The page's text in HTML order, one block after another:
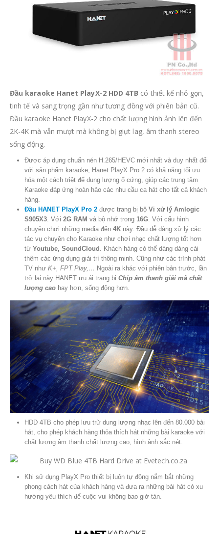
Đầu karaoke Hanet PlayX-2 HDD 4TB có thiết kế nhỏ gọn,
tinh tế và sang trọng gần như tương đồng với phiên bản cũ.
Đầu karaoke Hanet PlayX-2 cho chất lượng hình ảnh lên đến
2K-4K mà vẫn mượt mà không bị giựt lag, âm thanh stereo
sống động.
Được áp dụng chuẩn nén H.265/HEVC mới nhất và duy nhất đối
với sản phẩm karaoke, Hanet PlayX Pro 2 có khả năng tối ưu
hóa một cách triệt để dung lượng ổ cứng, giúp các trung tâm
Karaoke đáp ứng hoàn hảo các nhu cầu ca hát cho tất cả khách
hàng.
Đầu HANET PlayX Pro 2được trang bị bộ Vi xử lý Amlogic
S905X3. Với 2G RAM và bộ nhớ trong 16G. Với cấu hình
chuyên chơi những media đến 4Knày. Đầu dễ dàng xử lý các
tác vụ chuyên cho Karaoke như chơi nhạc chất lượng tốt hơn
từ Youtube, SoundCloud
. Khách hàng có thể dàng dàng cài
thêm các ứng dụng giải trí thông minh. Cũng như các trình phát
TV như K+, FPT Play,… Ngoài ra khác với phiên bản trước, lần
trở lại này HANET ưu ái trang bị Chip âm thanh giải mã chất
lượng caohay hơn, sống động hơn.
HDD 4TB cho phép lưu trữ dung lượng nhạc lên đến 80.000 bài
hát, cho phép khách hàng thỏa thích hát những bài karaoke với
chất lượng âm thanh chất lượng cao, hình ảnh sắc nét.
Khi sử dụng PlayX Pro thiết bị luôn tự động nắm bắt những
phong cách hát của khách hàng và đưa ra những bài hát có xu
hướng yêu thích để cuộc vui không bao giờ tàn.